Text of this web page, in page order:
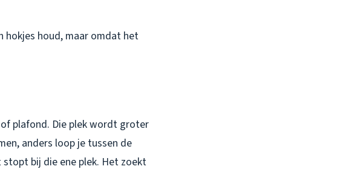
hokjes houd, maar omdat het
plafond. Die plek wordt groter
anders loop je tussen de
stopt bij die ene plek. Het zoekt